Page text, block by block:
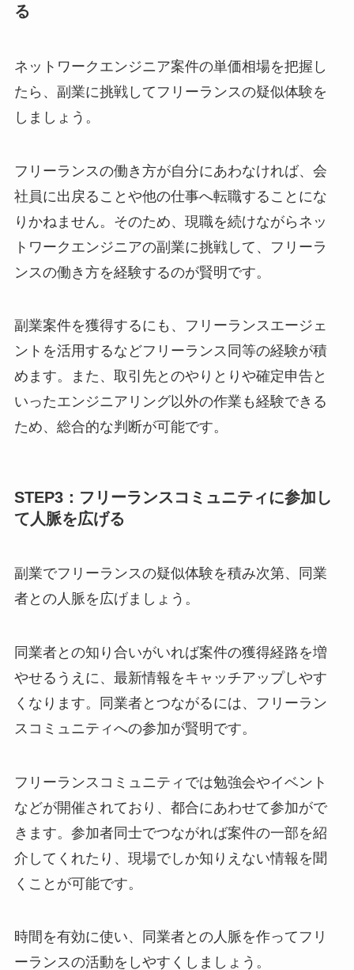
る
ネットワークエンジニア案件の単価相場を把握し
たら、副業に挑戦してフリーランスの疑似体験を
しましょう。
フリーランスの働き方が自分にあわなければ、会
社員に出戻ることや他の仕事へ転職することにな
りかねません。そのため、現職を続けながらネッ
トワークエンジニアの副業に挑戦して、フリーラ
ンスの働き方を経験するのが賢明です。
副業案件を獲得するにも、フリーランスエージェ
ントを活用するなどフリーランス同等の経験が積
めます。また、取引先とのやりとりや確定申告と
いったエンジニアリング以外の作業も経験できる
ため、総合的な判断が可能です。
STEP3：フリーランスコミュニティに参加し
て人脈を広げる
副業でフリーランスの疑似体験を積み次第、同業
者との人脈を広げましょう。
同業者との知り合いがいれば案件の獲得経路を増
やせるうえに、最新情報をキャッチアップしやす
くなります。同業者とつながるには、フリーラン
スコミュニティへの参加が賢明です。
フリーランスコミュニティでは勉強会やイベント
などが開催されており、都合にあわせて参加がで
きます。参加者同士でつながれば案件の一部を紹
介してくれたり、現場でしか知りえない情報を聞
くことが可能です。
時間を有効に使い、同業者との人脈を作ってフリ
ーランスの活動をしやすくしましょう。